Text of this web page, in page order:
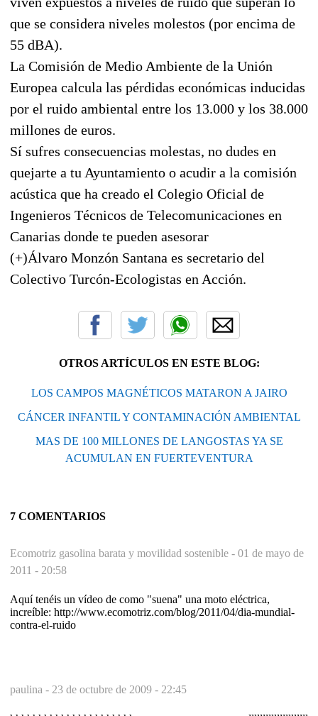
que se considera niveles molestos (por encima de
55 dBA).
La Comisión de Medio Ambiente de la Unión
Europea calcula las pérdidas económicas inducidas
por el ruido ambiental entre los 13.000 y los 38.000
millones de euros.
Sí sufres consecuencias molestas, no dudes en
quejarte a tu Ayuntamiento o acudir a la comisión
acústica que ha creado el Colegio Oficial de
Ingenieros Técnicos de Telecomunicaciones en
Canarias donde te pueden asesorar
(+)Álvaro Monzón Santana es secretario del
Colectivo Turcón-Ecologistas en Acción.
OTROS ARTÍCULOS EN ESTE BLOG:
LOS CAMPOS MAGNÉTICOS MATARON A JAIRO
CÁNCER INFANTIL Y CONTAMINACIÓN AMBIENTAL
MAS DE 100 MILLONES DE LANGOSTAS YA SE
ACUMULAN EN FUERTEVENTURA
7 COMENTARIOS
Ecomotriz gasolina barata y movilidad sostenible - 01 de mayo de
2011 - 20:58
Aquí tenéis un vídeo de como "suena" una moto eléctrica,
increíble: http://www.ecomotriz.com/blog/2011/04/dia-mundial-
contra-el-ruido
paulina - 23 de octubre de 2009 - 22:45